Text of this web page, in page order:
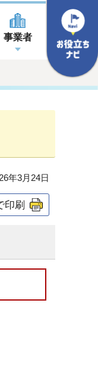
事業者
年3月24日
印刷